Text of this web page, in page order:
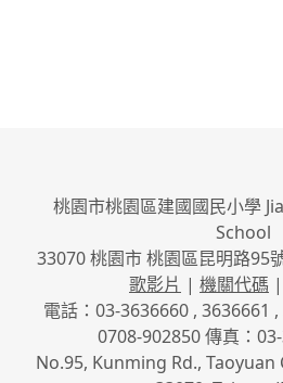
桃園市桃園區建國國民小學
School
33070 桃園市 桃園區昆明路95
歌影片 | 機關代碼 |
電話：03-3636660 , 3636661 ,
0708-902850 傳真：
No.95, Kunming Rd., Taoyuan